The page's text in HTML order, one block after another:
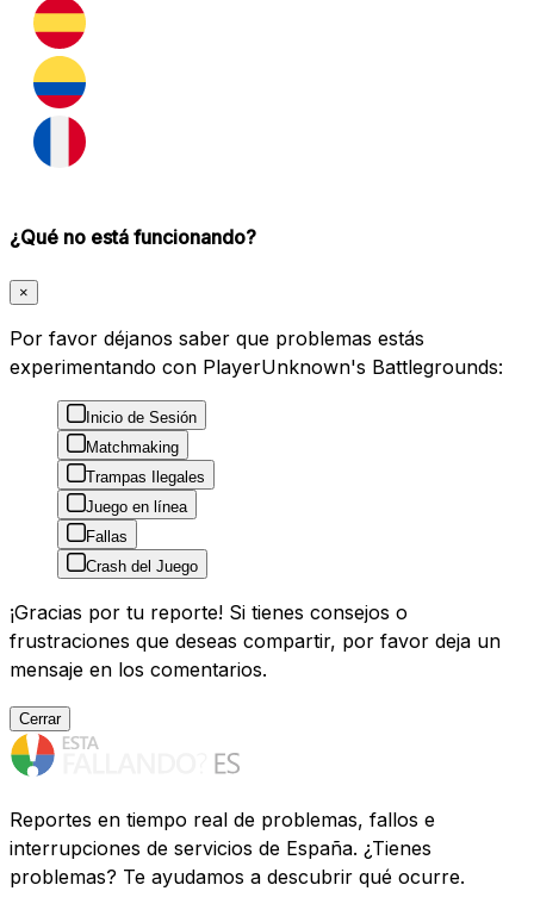
¿Qué no está funcionando?
×
Por favor déjanos saber que problemas estás
experimentando con PlayerUnknown's Battlegrounds:
Inicio de Sesión
Matchmaking
Trampas Ilegales
Juego en línea
Fallas
Crash del Juego
¡Gracias por tu reporte! Si tienes consejos o
frustraciones que deseas compartir, por favor deja un
mensaje en los comentarios.
Cerrar
Reportes en tiempo real de problemas, fallos e
interrupciones de servicios de España. ¿Tienes
problemas? Te ayudamos a descubrir qué ocurre.